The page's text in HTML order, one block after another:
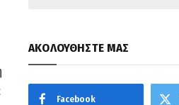
ΑΚΟΛΟΥΘΗΣΤΕ ΜΑΣ
Facebook